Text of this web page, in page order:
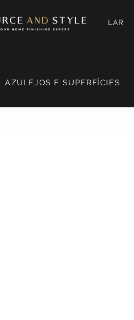
LAR
AZULEJOS E SUPERFÍCIES